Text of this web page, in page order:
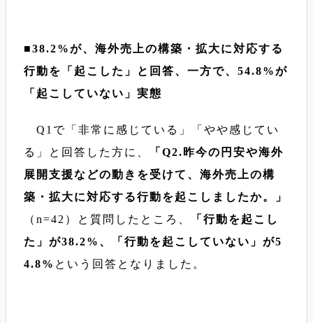
■38.2%が、海外売上の構築・拡大に対応する
行動を「起こした」と回答、一方で、54.8%が
「起こしていない」実態
Q1で「非常に感じている」「やや感じてい
る」と回答した方に、
「Q2.昨今の円安や海外
展開支援などの動きを受けて、海外売上の構
築・拡大に対応する行動を起こしましたか。」
（n=42）と質問したところ、
「行動を起こし
た」が38.2%、「行動を起こしていない」が5
4.8% という回答となりました。